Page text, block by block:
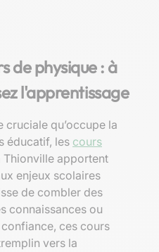
de physique : à
l'apprentissage
cruciale qu’occupe la
éducatif, les cours
Thionville apportent
enjeux scolaires
de combler des
connaissances ou
ces cours
vers la